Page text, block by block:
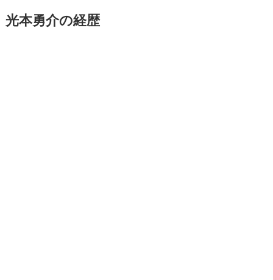
光本勇介の経歴